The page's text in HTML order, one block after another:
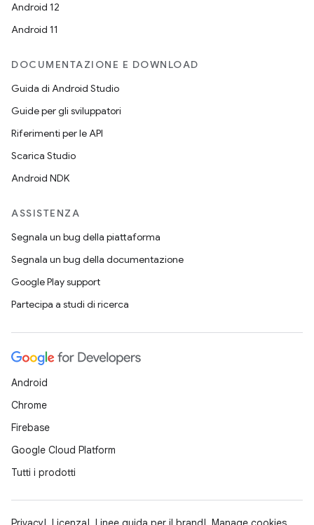
Android 12
Android 11
DOCUMENTAZIONE E DOWNLOAD
Guida di Android Studio
Guide per gli sviluppatori
Riferimenti per le API
Scarica Studio
Android NDK
ASSISTENZA
Segnala un bug della piattaforma
Segnala un bug della documentazione
Google Play support
Partecipa a studi di ricerca
Android
Chrome
Firebase
Google Cloud Platform
Tutti i prodotti